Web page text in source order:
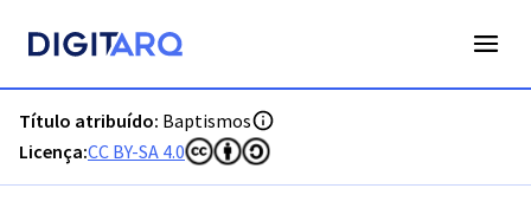
Título atribuído: Baptismos
Licença:CC BY-SA 4.0